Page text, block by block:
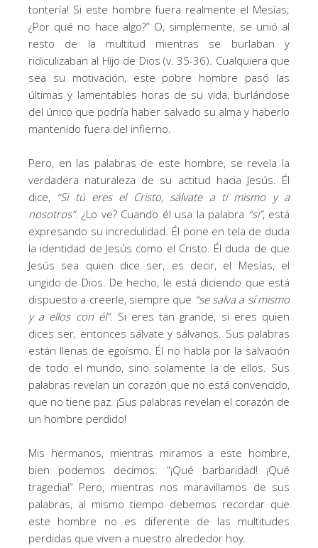
tontería! Si este hombre fuera realmente el Mesías;
¿Por qué no hace algo?” O, simplemente, se unió al
resto de la multitud mientras se burlaban y
ridiculizaban al Hijo de Dios (v. 35-36). Cualquiera que
sea su motivación, este pobre hombre pasó las
últimas y lamentables horas de su vida, burlándose
del único que podría haber salvado su alma y haberlo
mantenido fuera del infierno.
Pero, en las palabras de este hombre, se revela la
verdadera naturaleza de su actitud hacia Jesús. Él
dice, “Si tú eres el Cristo, sálvate a ti mismo y a
nosotros”. ¿Lo ve? Cuando él usa la palabra “si”, está
expresando su incredulidad. Él pone en tela de duda
la identidad de Jesús como el Cristo. Él duda de que
Jesús sea quien dice ser, es decir, el Mesías, el
ungido de Dios. De hecho, le está diciendo que está
dispuesto a creerle, siempre que “se salva a sí mismo
y a ellos con él”. Si eres tan grande, si eres quien
dices ser, entonces sálvate y sálvanos. Sus palabras
están llenas de egoísmo. Él no habla por la salvación
de todo el mundo, sino solamente la de ellos. Sus
palabras revelan un corazón que no está convencido,
que no tiene paz. ¡Sus palabras revelan el corazón de
un hombre perdido!
Mis hermanos, mientras miramos a este hombre,
bien podemos decimos: “¡Qué barbaridad! ¡Qué
tragedia!” Pero, mientras nos maravillamos de sus
palabras, al mismo tiempo debemos recordar que
este hombre no es diferente de las multitudes
perdidas que viven a nuestro alrededor hoy.